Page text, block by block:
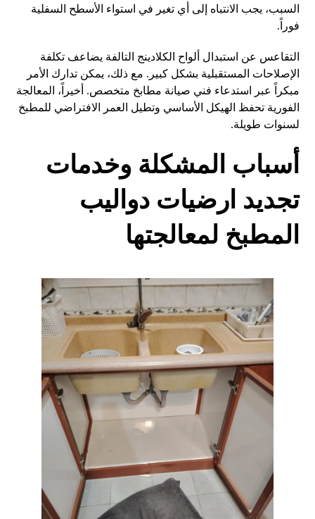
السبب، يجب الانتباه إلى أي تغير في استواء الأسطح السفلية
فوراً.
التقاعس عن استبدال ألواح الكلادينج التالفة يضاعف تكلفة
الإصلاحات المستقبلية بشكل كبير. مع ذلك، يمكن تدارك الأمر
مبكراً عبر استدعاء فني صيانة مطابخ متخصص. أخيراً، المعالجة
الفورية تحفظ الهيكل الأساسي وتطيل العمر الافتراضي للمطبخ
لسنوات طويلة.
أسباب المشكلة وخدمات
تجديد ارضيات دواليب
المطبخ لمعالجتها